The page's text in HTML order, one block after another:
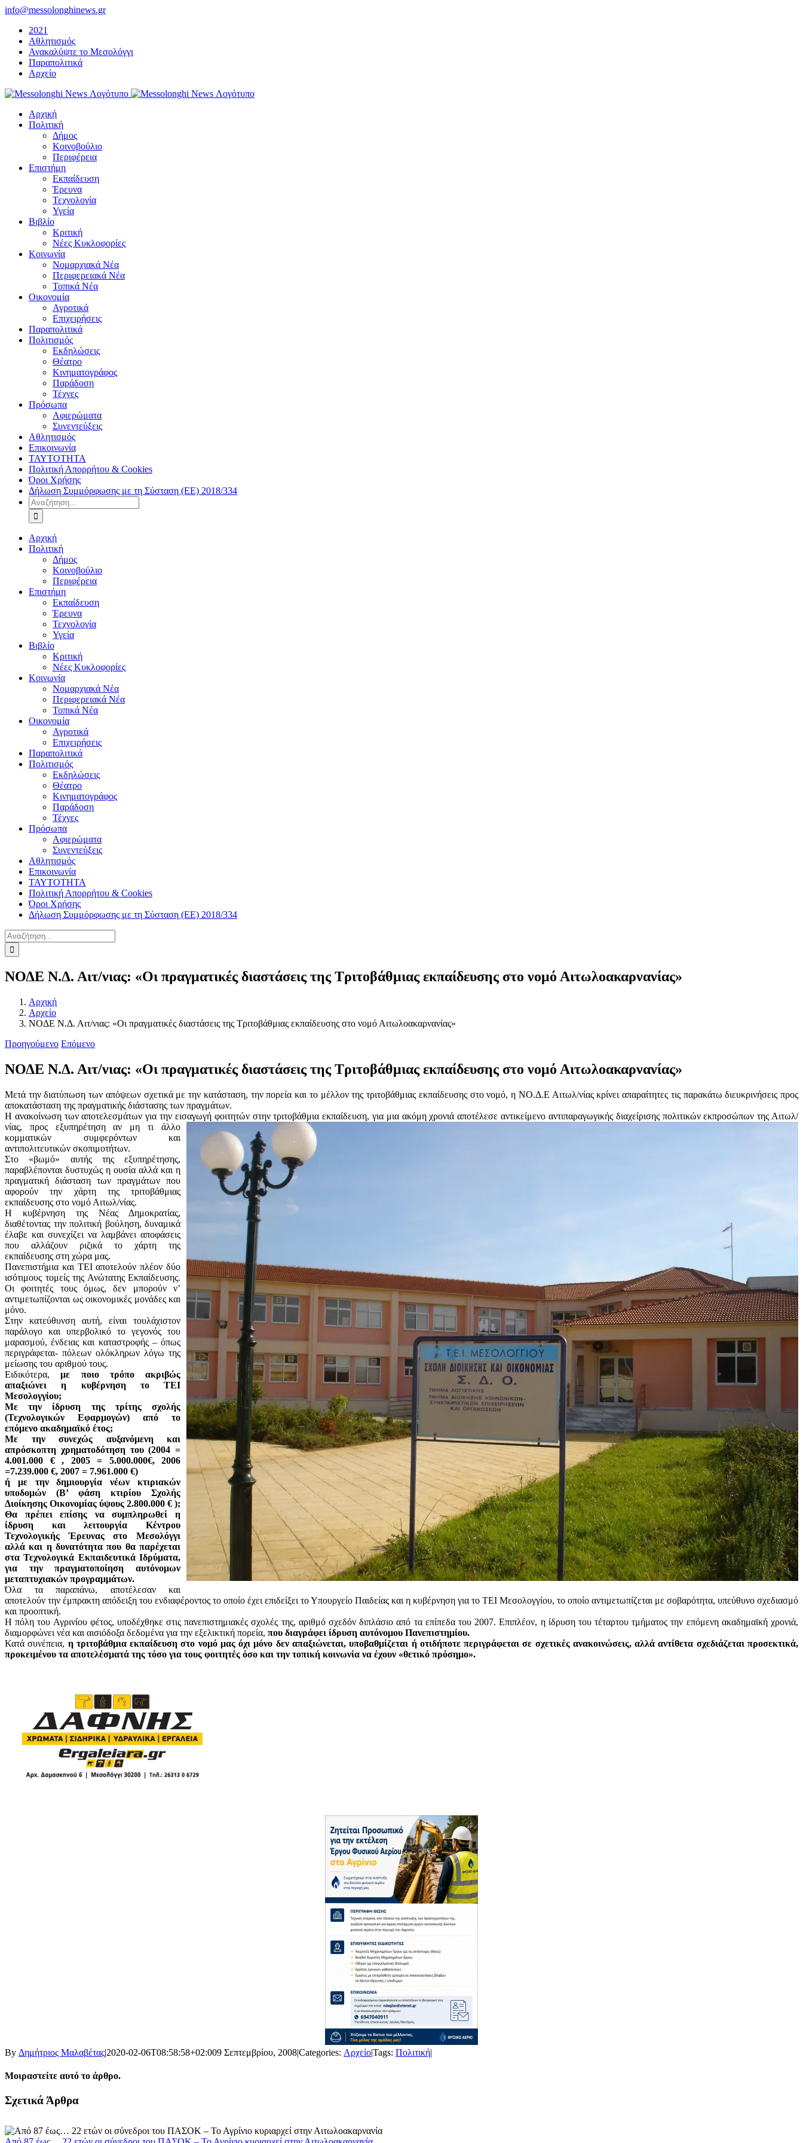
Μετάβαση
περιεχόμενο
info@messolonghinews.gr
2021
Αθλητισμός
Ανακαλύψτε το Μεσολόγγι
Παραπολιτικά
Αρχείο
Αρχική
Πολιτική
Δήμος
Κοινοβούλιο
Περιφέρεια
Επιστήμη
Εκπαίδευση
Έρευνα
Τεχνολογία
Υγεία
Βιβλίο
Κριτική
Νέες Κυκλοφορίες
Κοινωνία
Νομαρχιακά Νέα
Περιφερειακά Νέα
Τοπικά Νέα
Οικονομία
Αγροτικά
Επιχειρήσεις
Παραπολιτικά
Πολιτισμός
Εκδηλώσεις
Θέατρο
Κινηματογράφος
Παράδοση
Τέχνες
Πρόσωπα
Αφιερώματα
Συνεντεύξεις
Αθλητισμός
Επικοινωνία
ΤΑΥΤΟΤΗΤΑ
Πολιτική Απορρήτου & Cookies
Όροι Χρήσης
Δήλωση Συμμόρφωσης με τη Σύσταση (ΕΕ) 2018/334
Αναζήτηση
για:
Αρχική
Πολιτική
Δήμος
Κοινοβούλιο
Περιφέρεια
Επιστήμη
Εκπαίδευση
Έρευνα
Τεχνολογία
Υγεία
Βιβλίο
Κριτική
Νέες Κυκλοφορίες
Κοινωνία
Νομαρχιακά Νέα
Περιφερειακά Νέα
Τοπικά Νέα
Οικονομία
Αγροτικά
Επιχειρήσεις
Παραπολιτικά
Πολιτισμός
Εκδηλώσεις
Θέατρο
Κινηματογράφος
Παράδοση
Τέχνες
Πρόσωπα
Αφιερώματα
Συνεντεύξεις
Αθλητισμός
Επικοινωνία
ΤΑΥΤΟΤΗΤΑ
Πολιτική Απορρήτου & Cookies
Όροι Χρήσης
Δήλωση Συμμόρφωσης με τη Σύσταση (ΕΕ) 2018/334
Αναζήτηση
για:
ΝΟΔΕ Ν.Δ. Αιτ/νιας: «Οι πραγματικές διαστάσεις της Τριτοβάθμιας εκπαίδευσης στο νομό Αιτωλοακαρνανίας»
Αρχική
Αρχείο
ΝΟΔΕ Ν.Δ. Αιτ/νιας: «Οι πραγματικές διαστάσεις της Τριτοβάθμιας εκπαίδευσης στο νομό Αιτωλοακαρνανίας»
Προηγούμενο Επόμενο
ΝΟΔΕ Ν.Δ. Αιτ/νιας: «Οι πραγματικές διαστάσεις της Τριτοβάθμιας εκπαίδευσης στο νομό Αιτωλοακαρνανίας»
Μετά την διατύπωση των απόψεων σχετικά με την κατάσταση, την πορεία και το μέλλον της τριτοβάθμιας εκπαίδευσης στο νομό, η ΝΟ.Δ.Ε Αιτωλ/νίας κρίνει απαραίτητες τις παρακάτω διευκρινήσεις προς
αποκατάσταση της πραγματικής διάστασης των πραγμάτων.
Η ανακοίνωση των αποτελεσμάτων για την εισαγωγή φοιτητών στην τριτοβάθμια εκπαίδευση, για μια ακόμη χρονιά αποτέλεσε αντικείμενο αντιπαραγωγικής διαχείρισης πολιτικών εκπροσώπων της Αιτωλ/
νίας, προς εξυπηρέτηση αν μη τι άλλο
κομματικών συμφερόντων και
αντιπολιτευτικών σκοπιμοτήτων.
Στο «βωμό» αυτής της εξυπηρέτησης,
παραβλέπονται δυστυχώς η ουσία αλλά και η
πραγματική διάσταση των πραγμάτων που
αφορούν την χάρτη της τριτοβάθμιας
εκπαίδευσης στο νομό Αιτωλ/νίας.
Η κυβέρνηση της Νέας Δημοκρατίας,
διαθέτοντας την πολιτική βούληση, δυναμικά
έλαβε και συνεχίζει να λαμβάνει αποφάσεις
που αλλάζουν ριζικά το χάρτη της
εκπαίδευσης στη χώρα μας.
Πανεπιστήμια και ΤΕΙ αποτελούν πλέον δύο
ισότιμους τομείς της Ανώτατης Εκπαίδευσης.
Οι φοιτητές τους όμως, δεν μπορούν ν’
αντιμετωπίζονται ως οικονομικές μονάδες και
μόνο.
Στην κατεύθυνση αυτή, είναι τουλάχιστον
παράλογο και υπερβολικό το γεγονός του
μαρασμού, ένδειας και καταστροφής – όπως
περιγράφεται- πόλεων ολόκληρων λόγω της
μείωσης του αριθμού τους.
Ειδικότερα,με ποιο τρόπο ακριβώς
απαξιώνει η κυβέρνηση το ΤΕΙ
Μεσολογγίου;
Με την ίδρυση της τρίτης σχολής
(Τεχνολογικών Εφαρμογών) από το
επόμενο ακαδημαϊκό έτος;
Με την συνεχώς αυξανόμενη και
απρόσκοπτη χρηματοδότηση του (2004 =
4.001.000 € , 2005 = 5.000.000€, 2006
=7.239.000 €, 2007 = 7.961.000 €)
ή με την δημιουργία νέων κτιριακών
υποδομών (Β’ φάση κτιρίου Σχολής
Διοίκησης Οικονομίας ύψους 2.800.000 € );
Θα πρέπει επίσης να συμπληρωθεί η
ίδρυση και λειτουργία Κέντρου
Τεχνολογικής Έρευνας στο Μεσολόγγι
αλλά και η δυνατότητα που θα παρέχεται
στα Τεχνολογικά Εκπαιδευτικά Ιδρύματα,
για την πραγματοποίηση αυτόνομων
μεταπτυχιακών προγραμμάτων.
Όλα τα παραπάνω, αποτέλεσαν και
αποτελούν την έμπρακτη απόδειξη του ενδιαφέροντος το οποίο έχει επιδείξει το Υπουργείο Παιδείας και η κυβέρνηση για το ΤΕΙ Μεσολογγίου, το οποίο αντιμετωπίζεται με σοβαρότητα, υπεύθυνο σχεδιασμό
και προοπτική.
Η πόλη του Αγρινίου φέτος, υποδέχθηκε στις πανεπιστημιακές σχολές της, αριθμό σχεδόν διπλάσιο από τα επίπεδα του 2007. Επιπλέον, η ίδρυση του τέταρτου τμήματος την επόμενη ακαδημαϊκή χρονιά,
διαμορφώνει νέα και αισιόδοξα δεδομένα για την εξελικτική πορεία, που διαγράφει ίδρυση αυτόνομου Πανεπιστημίου.
Κατά συνέπεια, η τριτοβάθμια εκπαίδευση στο νομό μας όχι μόνο δεν απαξιώνεται, υποβαθμίζεται ή οτιδήποτε περιγράφεται σε σχετικές ανακοινώσεις, αλλά αντίθετα σχεδιάζεται προσεκτικά,
προκειμένου τα αποτελέσματά της τόσο για τους φοιτητές όσο και την τοπική κοινωνία να έχουν «θετικό πρόσημο».
By Δημήτριος Μαλαβέτας|2020-02-06T08:58:58+02:009 Σεπτεμβρίου, 2008|Categories: Αρχείο|Tags: Πολιτική|
Μοιραστείτε αυτό το άρθρο.
Facebook
X
LinkedIn
WhatsApp
Email
Σχετικά Άρθρα